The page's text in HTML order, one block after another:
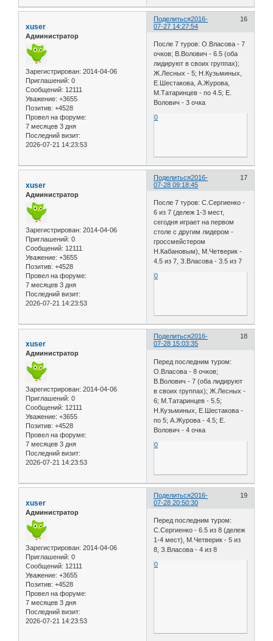
Поделиться 16
2016-
07-27 14:27:54
xuser
Администратор
Зарегистрирован: 2014-04-06
Приглашений: 0
Сообщений: 12111
Уважение: +3655
Позитив: +4528
Провел на форуме:
7 месяцев 3 дня
Последний визит:
2026-07-21 14:23:53
После 7 туров: О.Власова - 7
очков; В.Волович - 6.5 (оба
лидируют в своих группах);
Ж.Лесных - 5; Н.Кузьминых,
Е.Шестакова, А.Журова,
М.Татаринцев - по 4.5; Е.
Волович - 3 очка
0
Поделиться 17
2016-
07-28 09:18:45
xuser
Администратор
Зарегистрирован: 2014-04-06
Приглашений: 0
Сообщений: 12111
Уважение: +3655
Позитив: +4528
Провел на форуме:
7 месяцев 3 дня
Последний визит:
2026-07-21 14:23:53
После 7 туров: С.Сергиенко -
6 из 7 (дележ 1-3 мест,
сегодня играет на первом
столе с другим лидером -
гроссмейстером
Н.Кабановым), М.Четверик -
4.5 из 7, З.Власова - 3.5 из 7
0
Поделиться 18
2016-
07-28 15:03:35
xuser
Администратор
Зарегистрирован: 2014-04-06
Приглашений: 0
Сообщений: 12111
Уважение: +3655
Позитив: +4528
Провел на форуме:
7 месяцев 3 дня
Последний визит:
2026-07-21 14:23:53
Перед последним туром:
О.Власова - 8 очков;
В.Волович - 7 (оба лидируют
в своих группах); Ж.Лесных -
6; М.Татаринцев - 5.5;
Н.Кузьминых, Е.Шестакова -
по 5; А.Журова - 4.5; Е.
Волович - 4 очка
0
Поделиться 19
2016-
07-28 20:50:30
xuser
Администратор
Зарегистрирован: 2014-04-06
Приглашений: 0
Сообщений: 12111
Уважение: +3655
Позитив: +4528
Провел на форуме:
7 месяцев 3 дня
Последний визит:
2026-07-21 14:23:53
Перед последним туром:
С.Сергиенко - 6.5 из 8 (дележ
1-4 мест), М.Четверик - 5 из
8, З.Власова - 4 из 8
0